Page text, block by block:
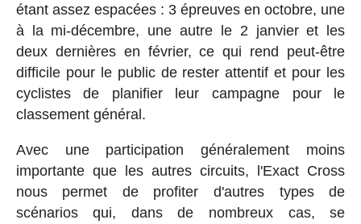
étant assez espacées : 3 épreuves en octobre, une
à la mi-décembre, une autre le 2 janvier et les
deux dernières en février, ce qui rend peut-être
difficile pour le public de rester attentif et pour les
cyclistes de planifier leur campagne pour le
classement général.
Avec une participation généralement moins
importante que les autres circuits, l'Exact Cross
nous permet de profiter d'autres types de
scénarios qui, dans de nombreux cas, se